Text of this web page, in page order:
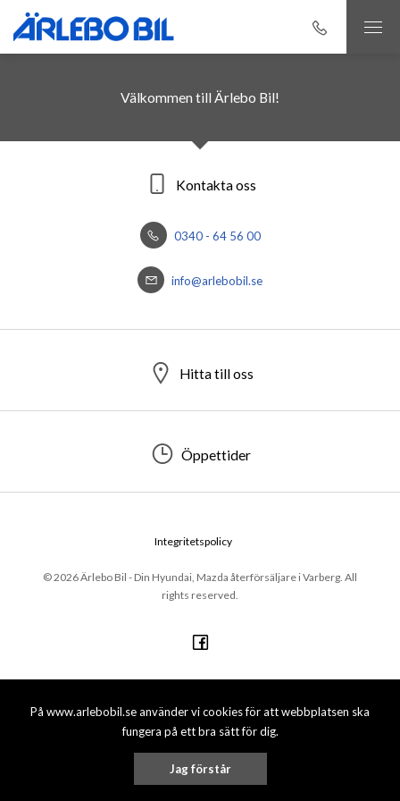
På www.arlebobil.se använder vi cookies för att webbplatsen ska
fungera på ett bra sätt för dig.
Jag förstår
Välkommen till Ärlebo Bil!
Kontakta oss
0340 - 64 56 00
info@arlebobil.se
Hitta till oss
Öppettider
© 2026 Ärlebo Bil - Din Hyundai, Mazda återförsäljare i Varberg. All
rights reserved.
Integritetspolicy